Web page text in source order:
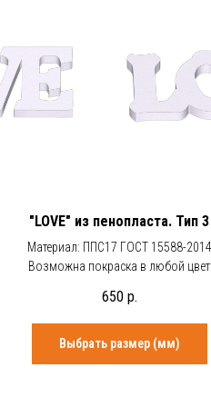
"LOVE" из пенопласта. Тип 3
Материал: ППС17 ГОСТ 15588-2014
Возможна покраска в любой цвет
650 р.
Выбрать размер (мм)